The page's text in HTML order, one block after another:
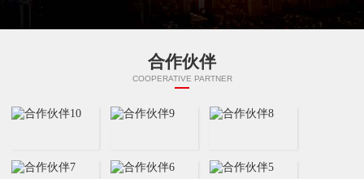
20mm动圈咪头，动圈麦咪芯
率小，高保真、噪音低、无需幻象电源，抗
筒。型号：AS-DM2025K-600类型：动圈
9745防水咪头,高灵敏咪芯,IP67级防
型号：AS-B9745AL30RC-IP67类型：驻极
9.7*4.5（mm）频率响应：20-5000Hz消耗
合作伙伴
COOPERATIVE PARTNER